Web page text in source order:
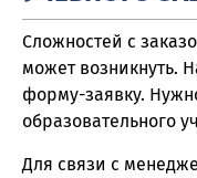
Сложностей с
может возникнуть.
форму-заявку.
образовательного
Для связи с